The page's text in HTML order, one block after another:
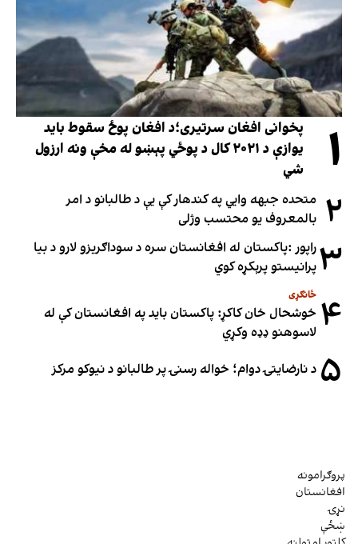
۱
پخوانی افغان سرتیری؛د افغان پوځ سقوط باید
یوازې د ۲۰۲۱ کال د پوځي پېښو له مخې ونه ارزول
شي
۲ متحده جبهه وايي په کندهار کې یې د طالبانو د امر
بالمعروف یو محتسب وژلی
۳راپور :پاکستان له افغانستان سره د سوداګریزو لارو د بیا
پرانیستو پرېکړه کوي
۴ ځانګړی
خوشحال خان کاکړ: پاکستان بايد په افغانستان کې له
لاسوهنو ډډه وکړي
۵ د نارضایتۍ دوام؛ خواله رسنۍ پر طالبانو د نیوکو مرکز
پروګرامونه
افغانستان
نړۍ
ښځې